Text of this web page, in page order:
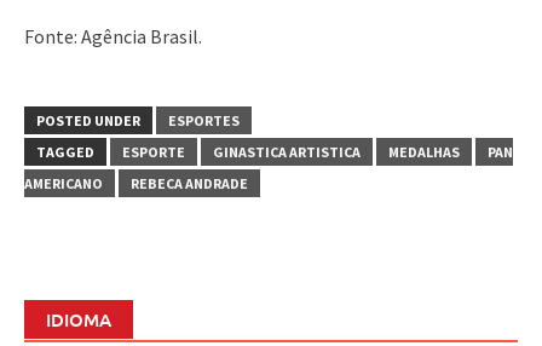
Fonte: Agência Brasil.
POSTED UNDER
ESPORTES
TAGGED
ESPORTE GINASTICA ARTISTICA MEDALHAS
PAN
AMERICANO
REBECA ANDRADE
IDIOMA